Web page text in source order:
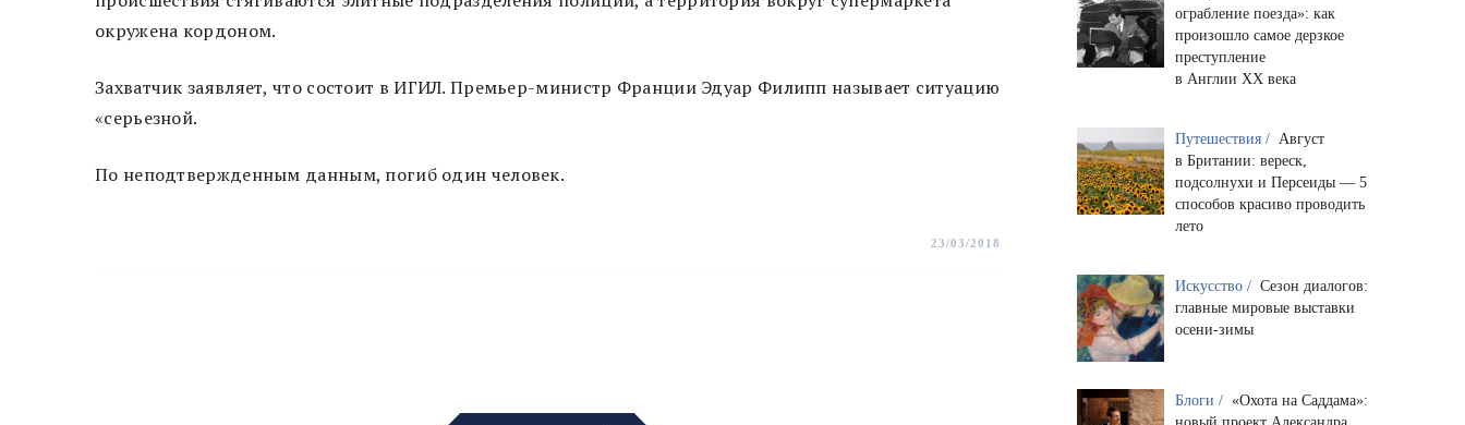
окружена кордоном.
Захватчик заявляет, что состоит в ИГИЛ. Премьер-министр Франции Эдуар Филипп называет ситуацию
«серьезной.
По неподтвержденным данным, погиб один человек.
23/03/2018
ограбление поезда»: как
произошло самое дерзкое
преступление
в Англии XX века
Путешествия / Август
в Британии: вереск,
подсолнухи и Персеиды — 5
способов красиво проводить
лето
Искусство / Сезон диалогов:
главные мировые выставки
осени-зимы
Блоги / «Охота на Саддама»: